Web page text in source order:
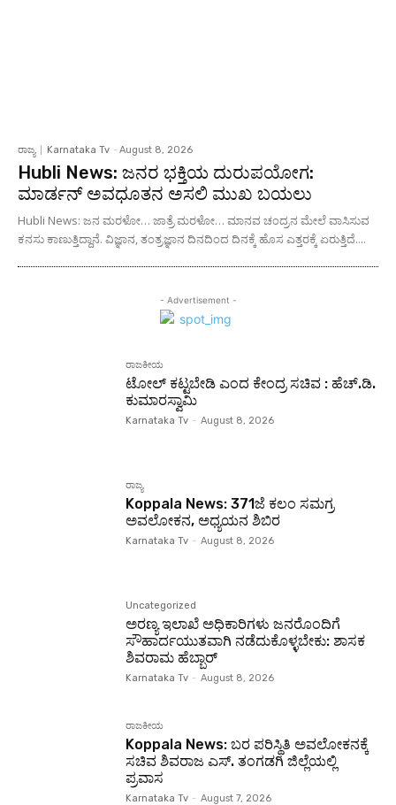
ರಾಜ್ಯ Karnataka Tv - August 8, 2026
Hubli News: ಜನರ ಭಕ್ತಿಯ ದುರುಪಯೋಗ:
ಮಾರ್ಡನ್ ಅವಧೂತನ ಅಸಲಿ ಮುಖ ಬಯಲು
Hubli News: ಜನ ಮರಳೋ… ಜಾತ್ರೆ ಮರಳೋ… ಮಾನವ ಚಂದ್ರನ ಮೇಲೆ ವಾಸಿಸುವ
ಕನಸು ಕಾಣುತ್ತಿದ್ದಾನೆ. ವಿಜ್ಞಾನ, ತಂತ್ರಜ್ಞಾನ ದಿನದಿಂದ ದಿನಕ್ಕೆ ಹೊಸ ಎತ್ತರಕ್ಕೆ ಏರುತ್ತಿದೆ....
- Advertisement -
ರಾಜಕೀಯ
ಟೋಲ್ ಕಟ್ಟಬೇಡಿ ಎಂದ ಕೇಂದ್ರ ಸಚಿವ : ಹೆಚ್.ಡಿ.
ಕುಮಾರಸ್ವಾಮಿ
Karnataka Tv - August 8, 2026
ರಾಜ್ಯ
Koppala News: 371ಜೆ ಕಲಂ ಸಮಗ್ರ
ಅವಲೋಕನ, ಅಧ್ಯಯನ ಶಿಬಿರ
Karnataka Tv - August 8, 2026
Uncategorized
ಅರಣ್ಯ ಇಲಾಖೆ ಅಧಿಕಾರಿಗಳು ಜನರೊಂದಿಗೆ
ಸೌಹಾರ್ದಯುತವಾಗಿ ನಡೆದುಕೊಳ್ಳಬೇಕು: ಶಾಸಕ
ಶಿವರಾಮ ಹೆಬ್ಬಾರ್
Karnataka Tv - August 8, 2026
ರಾಜಕೀಯ
Koppala News: ಬರ ಪರಿಸ್ಥಿತಿ ಅವಲೋಕನಕ್ಕೆ
ಸಚಿವ ಶಿವರಾಜ ಎಸ್. ತಂಗಡಗಿ ಜಿಲ್ಲೆಯಲ್ಲಿ
ಪ್ರವಾಸ
Karnataka Tv - August 7, 2026